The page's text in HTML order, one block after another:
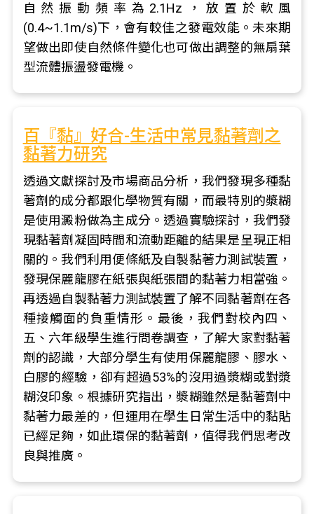
自然振動頻率為2.1Hz，放置於軟風
(0.4~1.1m/s)下，會有較佳之發電效能。未來期
望做出即使自然條件變化也可做出調整的無扇葉
型流體振盪發電機。
百『黏』好合-生活中常見黏著劑之
黏著力研究
透過文獻探討及市場商品分析，我們發現多種黏
著劑的成分都跟化學物質有關，而最特別的漿糊
是使用澱粉做為主成分。透過實驗探討，我們發
現黏著劑凝固時間和流動距離的結果是呈現正相
關的。我們利用便條紙及自製黏著力測試裝置，
發現保麗龍膠在紙張與紙張間的黏著力相當強。
再透過自製黏著力測試裝置了解不同黏著劑在各
種接觸面的負重情形。最後，我們對校內四、
五、六年級學生進行問卷調查，了解大家對黏著
劑的認識，大部分學生有使用保麗龍膠、膠水、
白膠的經驗，卻有超過53%的沒用過漿糊或對漿
糊沒印象。根據研究指出，漿糊雖然是黏著劑中
黏著力最差的，但運用在學生日常生活中的黏貼
已經足夠，如此環保的黏著劑，值得我們思考改
良與推廣。